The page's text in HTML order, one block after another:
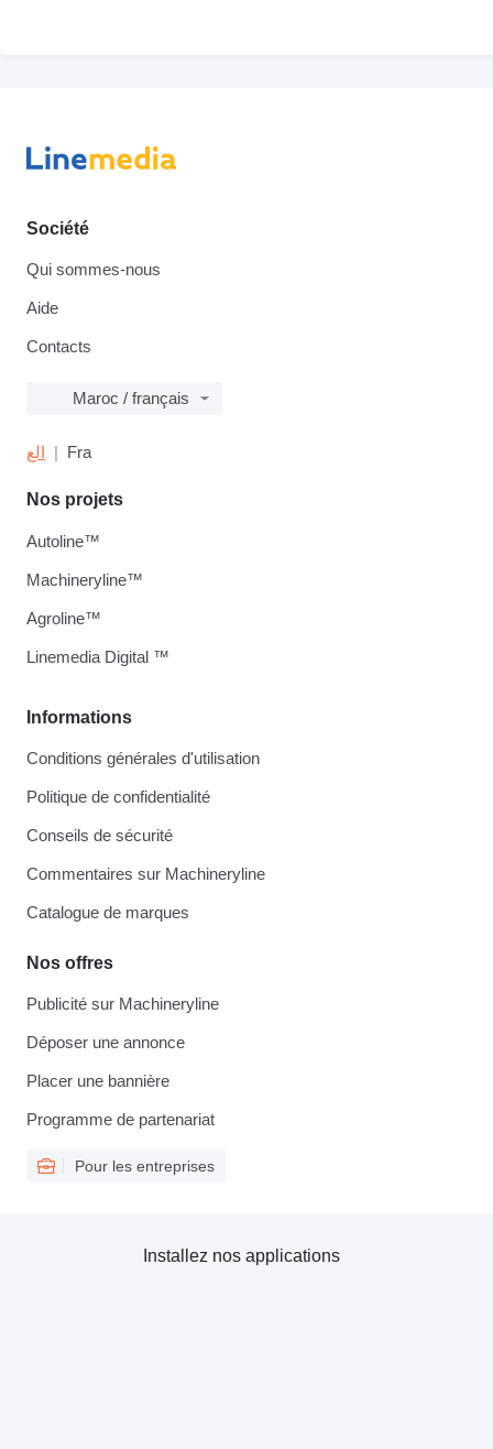
Société
Qui sommes-nous
Aide
Contacts
Maroc / français
الع Fra
Informations
Conditions générales d'utilisation
Politique de confidentialité
Conseils de sécurité
Commentaires sur Machineryline
Catalogue de marques
Nos offres
Publicité sur Machineryline
Déposer une annonce
Placer une bannière
Programme de partenariat
Pour les entreprises
Nos projets
Autoline™
Machineryline™
Agroline™
Linemedia Digital ™
Installez nos applications